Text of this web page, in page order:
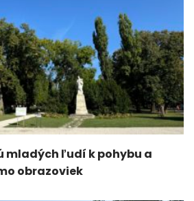
mladých ľudí k pohybu a
obrazoviek